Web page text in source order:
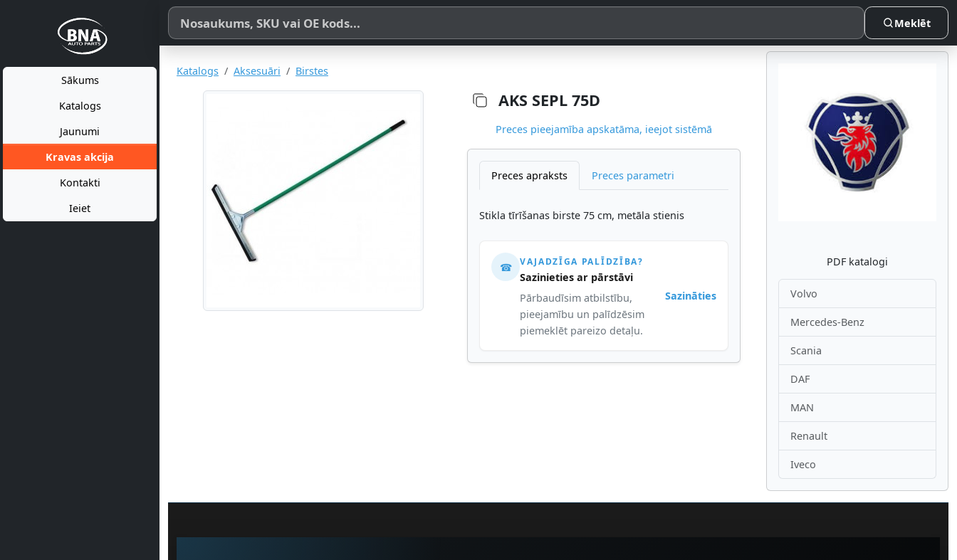
Sākums
Katalogs
Jaunumi
Kravas akcija
Kontakti
Ieiet
Meklēt pēc produkta nosaukuma, SKU vai OE koda
Meklēt
Katalogs Aksesuāri Birstes
AKS SEPL 75D
Preces pieejamība apskatāma, ieejot sistēmā
Preces apraksts Preces parametri
Stikla tīrīšanas birste 75 cm, metāla stienis
☎ VAJADZĪGA PALĪDZĪBA?
Sazinieties ar pārstāvi
Pārbaudīsim atbilstību,
pieejamību un palīdzēsim
piemeklēt pareizo detaļu.
Sazināties
Atpakaļ
PDF katalogi
Volvo
Mercedes-Benz
Scania
DAF
MAN
Renault
Iveco